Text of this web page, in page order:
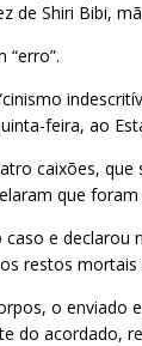
de Shiri Bibi,
feira, ao
caixões,
que
e declarou
restos
o enviado
do acordado,